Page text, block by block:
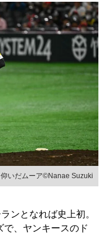
いだムーア©Nanae Suzuki
ンとなれば史上初。
で、ヤンキースのド